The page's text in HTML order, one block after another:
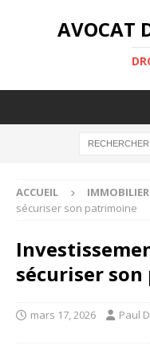
AVOCAT
ACCUEIL IMMOBILIER
sécuriser son patrimoine
sécuriser
mars 17, 2026 Paul